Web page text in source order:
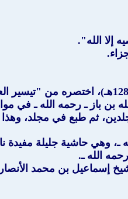
إلا الله".
بن باز ـ رحمه الله ـ في
وهي حاشية جليلة مفيدة
الله ـ.